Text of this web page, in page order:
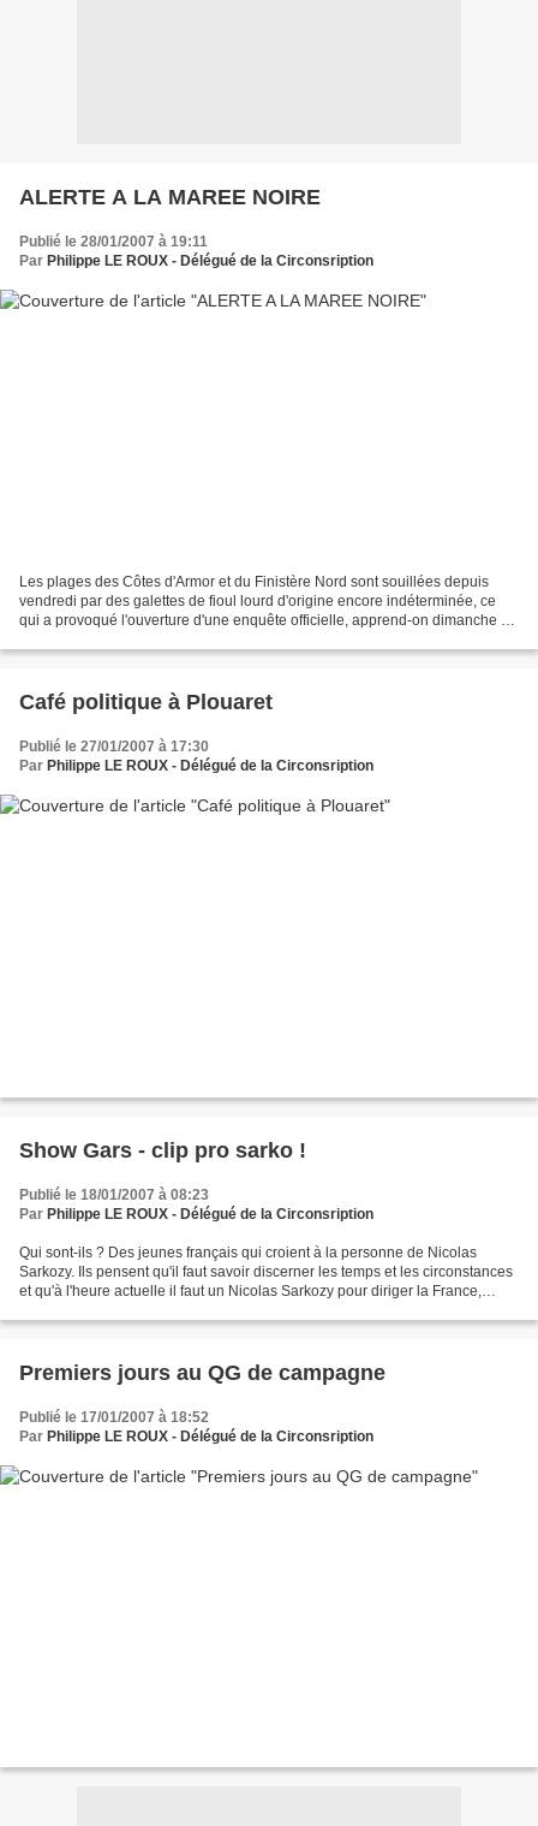
ALERTE A LA MAREE NOIRE
Publié le 28/01/2007 à 19:11
Par Philippe LE ROUX - Délégué de la Circonsription
Les plages des Côtes d'Armor et du Finistère Nord sont souillées depuis
vendredi par des galettes de fioul lourd d'origine encore indéterminée, ce
qui a provoqué l'ouverture d'une enquête officielle, apprend-on dimanche à
Café politique à Plouaret
Publié le 27/01/2007 à 17:30
Par Philippe LE ROUX - Délégué de la Circonsription
Show Gars - clip pro sarko !
Publié le 18/01/2007 à 08:23
Par Philippe LE ROUX - Délégué de la Circonsription
Qui sont-ils ? Des jeunes français qui croient à la personne de Nicolas
Sarkozy. Ils pensent qu'il faut savoir discerner les temps et les circonstances
et qu'à l'heure actuelle il faut un Nicolas Sarkozy pour diriger la France,
Premiers jours au QG de campagne
Publié le 17/01/2007 à 18:52
Par Philippe LE ROUX - Délégué de la Circonsription